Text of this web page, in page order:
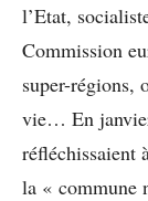
l’Etat,
Commission
super-régions,
vie… En
réfléchissaient
la « commune